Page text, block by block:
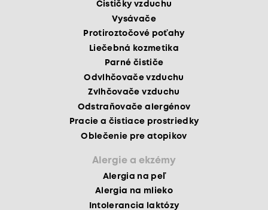
Čističky vzduchu
Vysávače
Protiroztočové poťahy
Liečebná kozmetika
Parné čističe
Odvlhčovače vzduchu
Zvlhčovače vzduchu
Odstraňovače alergénov
Pracie a čistiace prostriedky
Oblečenie pre atopikov
Alergie a ekzémy
Alergia na peľ
Alergia na mlieko
Intolerancia laktózy